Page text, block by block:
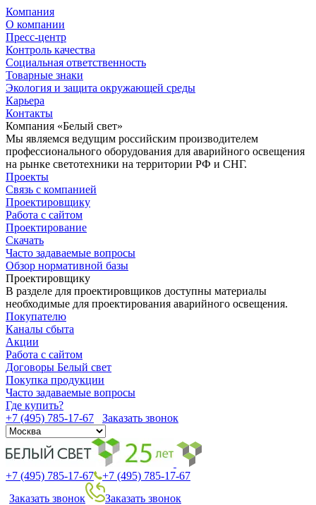
Компания
О компании
Пресс-центр
Контроль качества
Социальная ответственность
Товарные знаки
Экология и защита окружающей среды
Карьера
Контакты
Компания «Белый свет»
Мы являемся ведущим российским производителем
профессионального оборудования для аварийного освещения
на рынке светотехники на территории РФ и СНГ.
Проекты
Связь с компанией
Проектировщику
Работа с сайтом
Проектирование
Скачать
Часто задаваемые вопросы
Обзор нормативной базы
Проектировщику
В разделе для проектировщиков доступны материалы
необходимые для проектирования аварийного освещения.
Покупателю
Каналы сбыта
Акции
Работа с сайтом
Договоры Белый свет
Покупка продукции
Часто задаваемые вопросы
Где купить?
+7 (495) 785-17-67
Заказать звонок
+7 (495) 785-17-67
+7 (495) 785-17-67
Заказать звонок
Заказать звонок